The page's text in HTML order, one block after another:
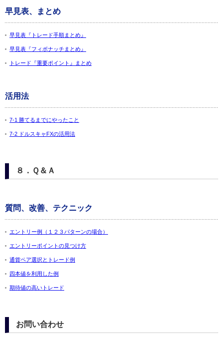
早見表、まとめ
早見表『トレード手順まとめ』
早見表『フィボナッチまとめ』
トレード『重要ポイント』まとめ
活用法
7-1 勝てるまでにやったこと
7-2 ドルスキャFXの活用法
８．Ｑ＆Ａ
質問、改善、テクニック
エントリー例（１２３パターンの場合）
エントリーポイントの見つけ方
通貨ペア選択とトレード例
四本値を利用した例
期待値の高いトレード
お問い合わせ